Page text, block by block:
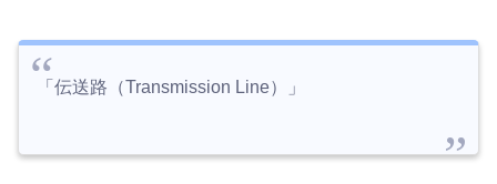
「伝送路（Transmission Line）」